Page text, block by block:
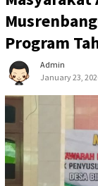
Program
Admin
January 23,